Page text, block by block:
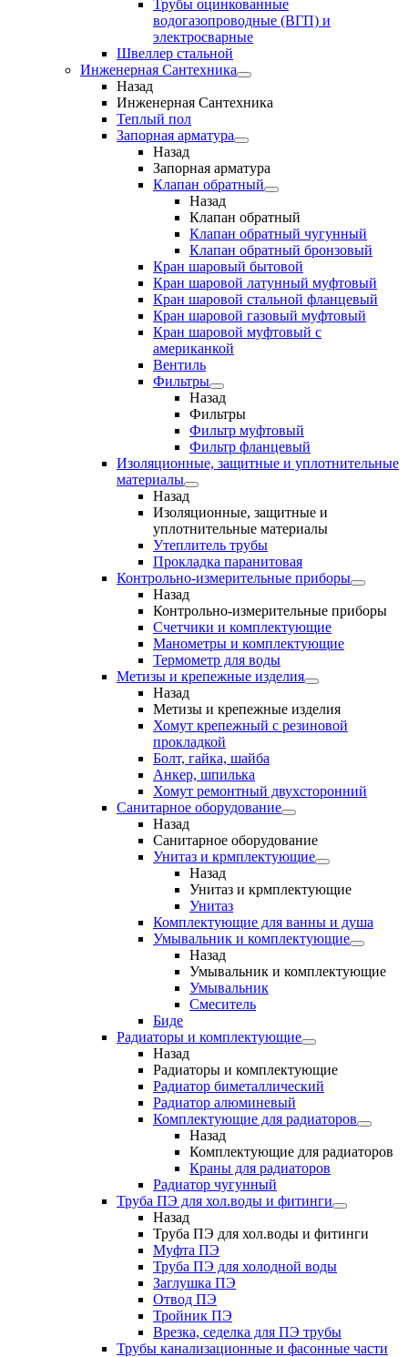
Трубы оцинкованные
водогазопроводные (ВГП) и
электросварные
Швеллер стальной
Инженерная Сантехника
Назад
Инженерная Сантехника
Теплый пол
Запорная арматура
Назад
Запорная арматура
Клапан обратный
Назад
Клапан обратный
Клапан обратный чугунный
Клапан обратный бронзовый
Кран шаровый бытовой
Кран шаровой латунный муфтовый
Кран шаровой стальной фланцевый
Кран шаровой газовый муфтовый
Кран шаровой муфтовый с
американкой
Вентиль
Фильтры
Назад
Фильтры
Фильтр муфтовый
Фильтр фланцевый
Изоляционные, защитные и уплотнительные
материалы
Назад
Изоляционные, защитные и
уплотнительные материалы
Утеплитель трубы
Прокладка паранитовая
Контрольно-измерительные приборы
Назад
Контрольно-измерительные приборы
Счетчики и комплектующие
Манометры и комплектующие
Термометр для воды
Метизы и крепежные изделия
Назад
Метизы и крепежные изделия
Хомут крепежный с резиновой
прокладкой
Болт, гайка, шайба
Анкер, шпилька
Хомут ремонтный двухсторонний
Санитарное оборудование
Назад
Санитарное оборудование
Унитаз и крмплектующие
Назад
Унитаз и крмплектующие
Унитаз
Комплектующие для ванны и душа
Умывальник и комплектующие
Назад
Умывальник и комплектующие
Умывальник
Смеситель
Биде
Радиаторы и комплектующие
Назад
Радиаторы и комплектующие
Радиатор биметаллический
Радиатор алюминевый
Комплектующие для радиаторов
Назад
Комплектующие для радиаторов
Краны для радиаторов
Радиатор чугунный
Труба ПЭ для хол.воды и фитинги
Назад
Труба ПЭ для хол.воды и фитинги
Муфта ПЭ
Труба ПЭ для холодной воды
Заглушка ПЭ
Отвод ПЭ
Тройник ПЭ
Врезка, седелка для ПЭ трубы
Трубы канализационные и фасонные части